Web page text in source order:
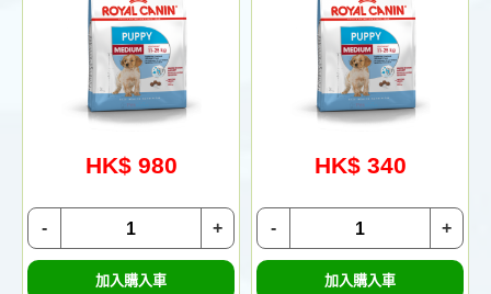
HK$ 980
+
-
加入購入車
HK$ 340
+
-
加入購入車